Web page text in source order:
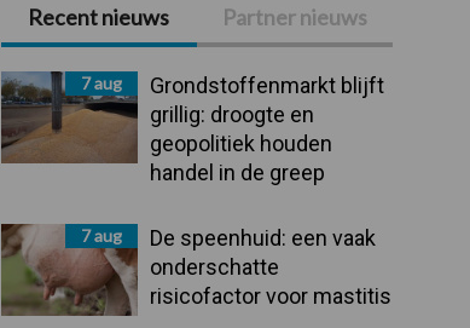
Primaire
Sidebar
Recent nieuws Partner nieuws
7 aug
Grondstoffenmarkt blijft
grillig: droogte en
geopolitiek houden
handel in de greep
7 aug
De speenhuid: een vaak
onderschatte
risicofactor voor mastitis